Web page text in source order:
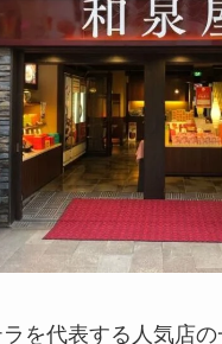
を代表する人気店